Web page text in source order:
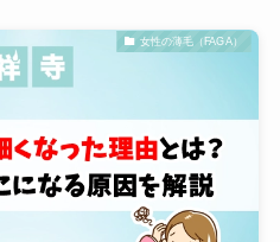
女性の薄毛（FAGA）